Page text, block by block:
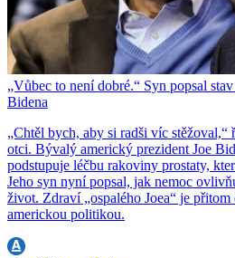
„Vůbec to není dobré.“ Syn popsal
Bidena
„Chtěl bych, aby si radši víc
otci. Bývalý americký prezident Joe
podstupuje léčbu rakoviny prostaty,
Jeho syn nyní popsal, jak nemoc
život. Zdraví „ospalého Joea“ je
americkou politikou.